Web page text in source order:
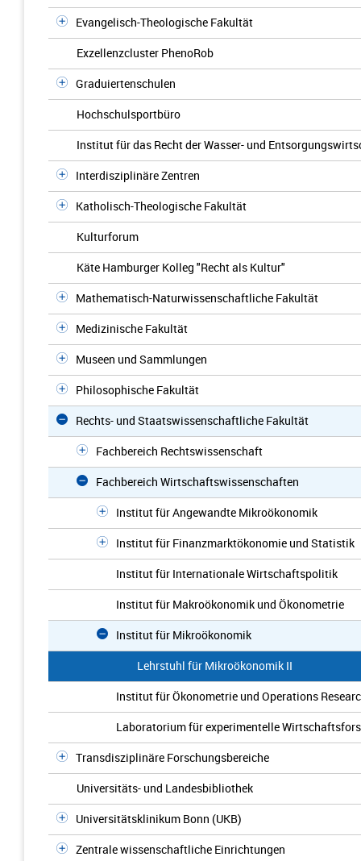
Evangelisch-Theologische Fakultät
Exzellenzcluster PhenoRob
Graduiertenschulen
Hochschulsportbüro
Institut für das Recht der Wasser- und
Interdisziplinäre Zentren
Katholisch-Theologische Fakultät
Kulturforum
Käte Hamburger Kolleg "Recht als Kultur"
Mathematisch-Naturwissenschaftliche Fakultät
Medizinische Fakultät
Museen und Sammlungen
Philosophische Fakultät
Rechts- und Staatswissenschaftliche Fakultät
Fachbereich Rechtswissenschaft
Fachbereich Wirtschaftswissenschaften
Institut für Angewandte Mikroökonomik
Institut für Finanzmarktökonomie und Statistik
Institut für Internationale Wirtschaftspolitik
Institut für Makroökonomik und Ökonometrie
Institut für Mikroökonomik
Lehrstuhl für Mikroökonomik II
Institut für Ökonometrie und Operations
Laboratorium für experimentelle
Transdisziplinäre Forschungsbereiche
Universitäts- und Landesbibliothek
Universitätsklinikum Bonn (UKB)
Zentrale wissenschaftliche Einrichtungen